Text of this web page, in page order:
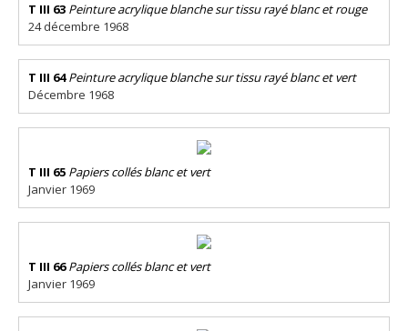
T III 63 Peinture acrylique blanche sur tissu rayé blanc et rouge
24 décembre 1968
T III 64 Peinture acrylique blanche sur tissu rayé blanc et vert
Décembre 1968
T III 65 Papiers collés blanc et vert
Janvier 1969
T III 66 Papiers collés blanc et vert
Janvier 1969